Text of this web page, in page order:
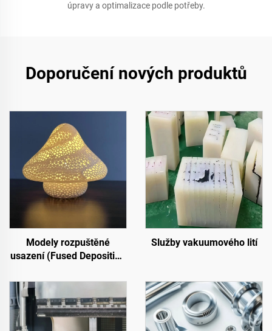
úpravy a optimalizace podle potřeby.
Doporučení nových produktů
Modely rozpuštěné
usazení (Fused Deposition
Služby vakuumového lití